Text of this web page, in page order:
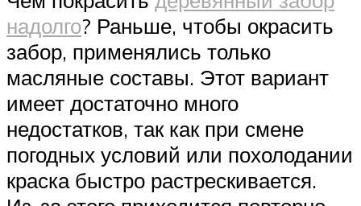
надолго? Раньше, чтобы окрасить
забор, применялись только
масляные составы. Этот вариант
имеет достаточно много
недостатков, так как при смене
погодных условий или похолодании
краска быстро растрескивается.